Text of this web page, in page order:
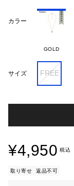
カラー
GOLD
サイズ FREE
¥4,950 税込
取り寄せ 返品不可